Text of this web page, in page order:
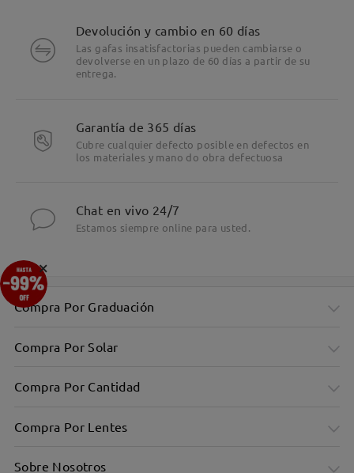
Devolución y cambio en 60 días
Las gafas insatisfactorias pueden cambiarse o
devolverse en un plazo de 60 días a partir de su
entrega.
Garantía de 365 días
Cubre cualquier defecto posible en defectos en
los materiales y mano do obra defectuosa
Chat en vivo 24/7
Estamos siempre online para usted.
Compra Por Graduación
Compra Por Solar
Compra Por Cantidad
Compra Por Lentes
Sobre Nosotros
×